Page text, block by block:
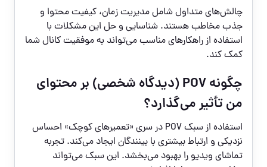
چالش‌های متداول شامل مدیریت زمان، کیفیت محتوا و
جذب مخاطب هستند. شناسایی و حل این مشکلات با
استفاده از راهکارهای مناسب می‌تواند به موفقیت کانال شما
کمک کند.
چگونه POV (دیدگاه شخصی) بر محتوای
من تأثیر می‌گذارد؟
استفاده از سبک POV در سری «تعمیرهای کوچک» احساس
نزدیکی و ارتباط بیشتری با بینندگان ایجاد می‌کند. تجربه
تماشای ویدیو را بهبود می‌بخشد. این سبک می‌تواند